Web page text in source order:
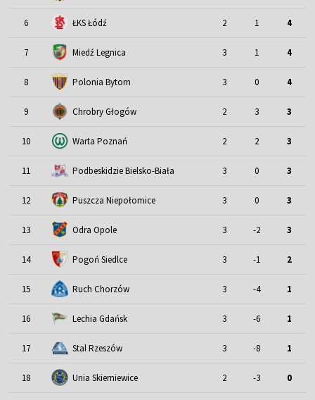
6 ŁKS Łódź 2 1 4
7 Miedź Legnica 3 1 4
8 Polonia Bytom 3 0 4
9 Chrobry Głogów 2 3 3
10 Warta Poznań 2 2 3
11 Podbeskidzie Bielsko-Biała 3 0 3
12 Puszcza Niepołomice 3 0 3
13 Odra Opole 3 -2 3
14 Pogoń Siedlce 3 -1 2
15 Ruch Chorzów 3 -4 1
16 Lechia Gdańsk 3 -6 1
17 Stal Rzeszów 3 -8 1
18 Unia Skierniewice 2 -3 0